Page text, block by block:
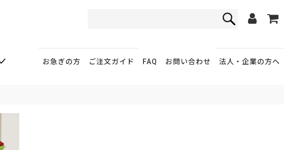
法人・企業の方へ
ご注文ガイド
お急ぎの方 FAQ お問い合わせ